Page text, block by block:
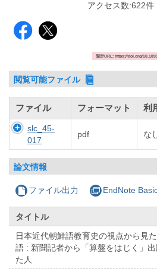
アクセス数:622件
固定URL: https://doi.org/
閲覧可能ファイル
ファイル フォーマット 利
slc_45-
017
pdf な
論文情報
ファイル出力 EndNote
タイトル
日本近代朝鮮語教育史の視点から見
語 : 新聞記者から「算盤をはじく」
た人